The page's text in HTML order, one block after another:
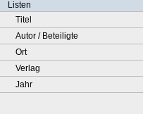
Listen
Titel
Autor / Beteiligte
Ort
Verlag
Jahr